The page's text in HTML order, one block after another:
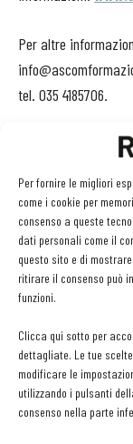
Per fornire le migliori
come i cookie per
consenso a queste
dati personali come il
questo sito e di
ritirare il consenso può
funzioni.
Clicca qui sotto per
dettagliate. Le tue
modificare le
utilizzando i pulsanti
consenso nella parte
Per altre
tel. 035 4185706.
TAG ascom bergamo
LEGGI ANCHE